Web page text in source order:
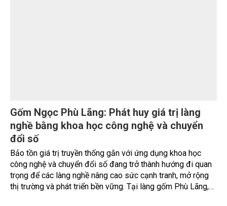
nâng cao nhận thức về khai thác bền vững tài nguyên nước
và bảo vệ môi trường nước xuyên biên giới” do Tạp chí
Nông nghiệp và Môi trường phối hợp với Sở Nông nghiệp
và Môi trường tỉnh Lai Châu tổ chức ngày 10/7/2026. Hội
thảo thu hút sự tham gia của hơn 100 đại biểu là lãnh đạo
các đơn vị thuộc Bộ Nông nghiệp và Môi trường, chuyên
gia, nhà khoa học, Sở Nông nghiệp và Môi trường tỉnh Lai
Châu và đại diện các cơ quan đơn vị doanh nghiệp ở các